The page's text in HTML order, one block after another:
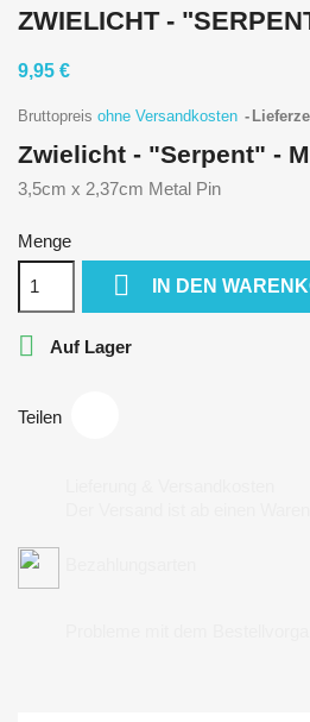
ZWIELICHT -
9,95 €
Bruttopreis ohne Versandkosten
Zwielicht - "Serpent" -
3,5cm x 2,37cm Metal Pin
Menge
 IN DEN
 Auf Lager
Teilen